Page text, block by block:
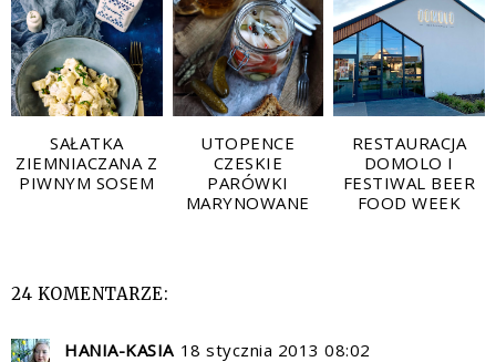
SAŁATKA
ZIEMNIACZANA Z
PIWNYM SOSEM
UTOPENCE
CZESKIE
PARÓWKI
MARYNOWANE
RESTAURACJA
DOMOLO I
FESTIWAL BEER
FOOD WEEK
24 KOMENTARZE:
HANIA-KASIA 18 stycznia 2013 08:02